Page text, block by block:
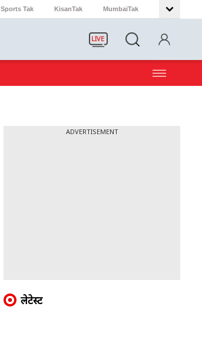
Sports Tak KisanTak MumbaiTak
LIVE
ADVERTISEMENT
लेटेस्ट